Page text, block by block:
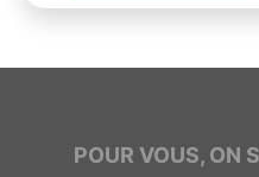
POUR VOUS, ON